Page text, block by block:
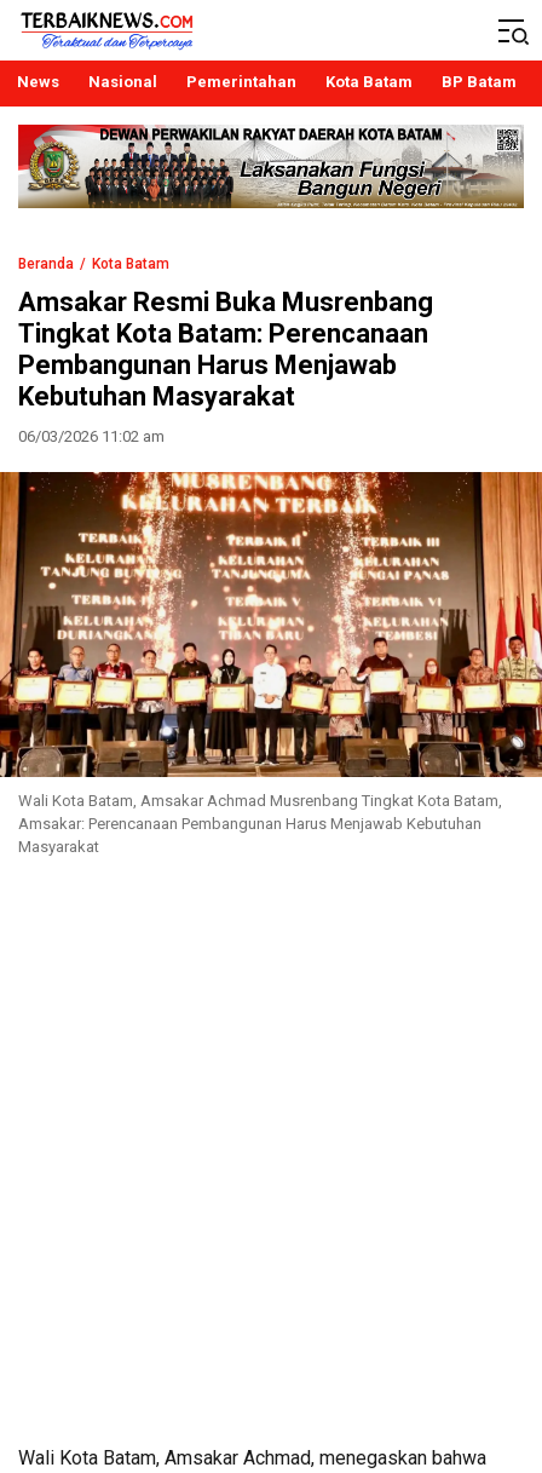
Terbaiknews
Teraktual dan Terpercaya
News Nasional Pemerintahan Kota Batam BP Batam
Beranda Kota Batam
Amsakar Resmi Buka Musrenbang
Tingkat Kota Batam: Perencanaan
Pembangunan Harus Menjawab
Kebutuhan Masyarakat
06/03/2026 11:02 am
Wali Kota Batam, Amsakar Achmad Musrenbang Tingkat Kota Batam,
Amsakar: Perencanaan Pembangunan Harus Menjawab Kebutuhan
Masyarakat
Wali Kota Batam, Amsakar Achmad, menegaskan bahwa